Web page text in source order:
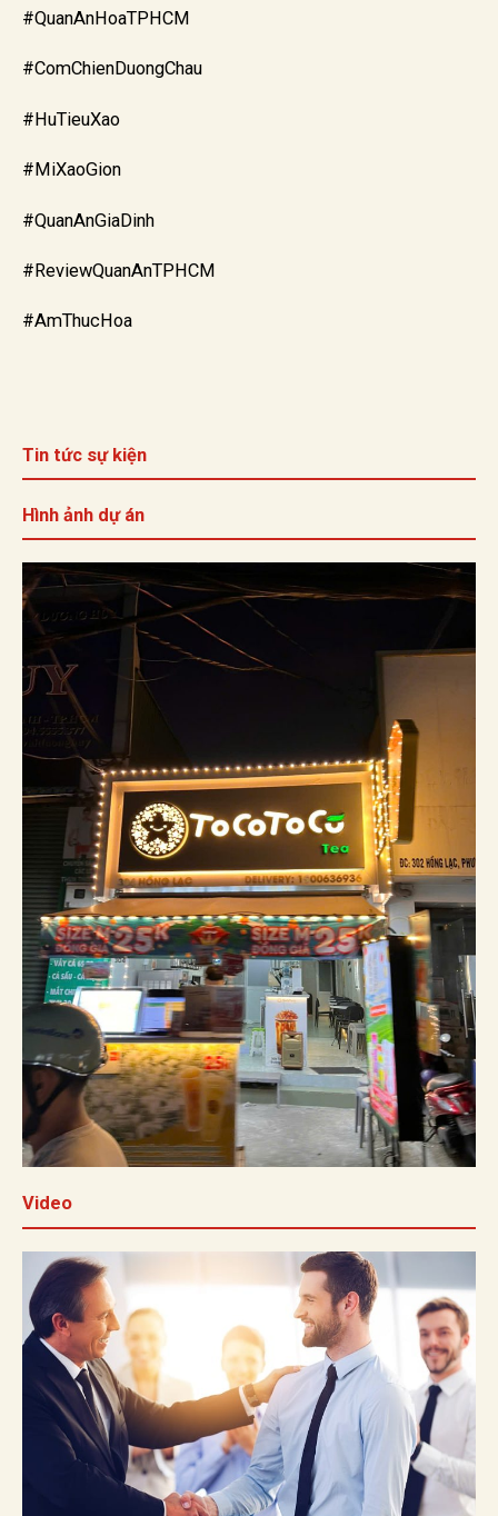
#QuanAnHoaTPHCM
#ComChienDuongChau
#HuTieuXao
#MiXaoGion
#QuanAnGiaDinh
#ReviewQuanAnTPHCM
#AmThucHoa
Tin tức sự kiện
Hình ảnh dự án
Video